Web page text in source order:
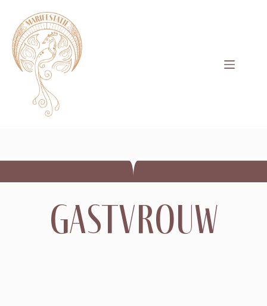
gastvrouw